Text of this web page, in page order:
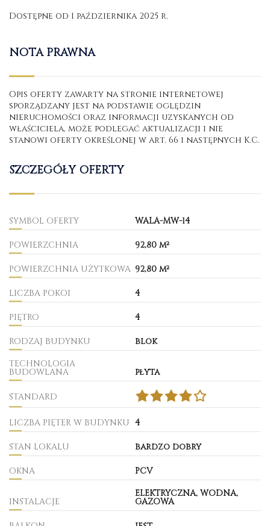
Dostępne od 1 października 2025 r.
NOTA PRAWNA
Opis oferty zawarty na stronie internetowej
sporządzany jest na podstawie oględzin
nieruchomości oraz informacji uzyskanych od
właściciela, może podlegać aktualizacji i nie
stanowi oferty określonej w art. 66 i następnych K.C.
SZCZEGÓŁY OFERTY
SYMBOL OFERTY WALA-MW-14
POWIERZCHNIA 92,80 m²
POWIERZCHNIA UŻYTKOWA 92,80 m²
LICZBA POKOI 4
PIĘTRO 4
RODZAJ BUDYNKU
blok
TECHNOLOGIA
BUDOWLANA płyta
STANDARD
LICZBA PIĘTER W BUDYNKU 4
STAN LOKALU bardzo dobry
OKNA PCV
INSTALACJE
ELEKTRYCZNA, WODNA,
GAZOWA